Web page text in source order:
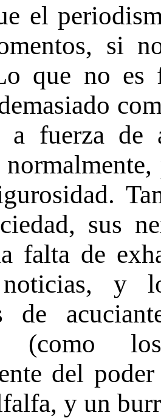
el
si
que no es
a fuerza de
sus
falta de
y
de
(como
del
y un